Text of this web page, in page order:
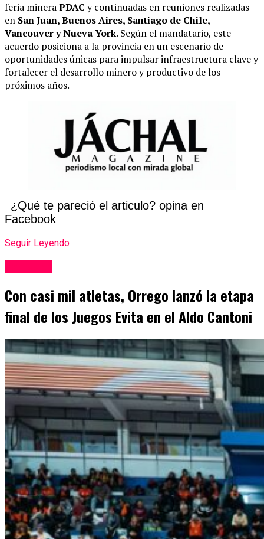
feria mineraPDAC y continuadas en reuniones realizadas
en San Juan, Buenos Aires, Santiago de Chile,
Vancouver y Nueva York. Según el mandatario, este
acuerdo posiciona a la provincia en un escenario de
oportunidades únicas para impulsar infraestructura clave y
fortalecer el desarrollo minero y productivo de los
próximos años.
¿Qué te pareció el articulo? opina en
Facebook
Seguir Leyendo
Con casi mil atletas, Orrego lanzó la etapa
final de los Juegos Evita en el Aldo Cantoni